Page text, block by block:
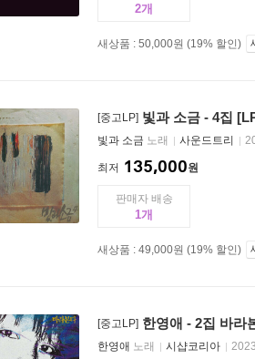
2
새상품 : 50,000원 (19% 할인)
[중고LP] 빛과 소금 - 4집
빛과 소금 노래 사운드트리
최저 135,000원
판매자 배송
1
새상품 : 49,000원 (19% 할인)
[중고LP] 한영애 - 2집 바라
한영애 노래 시샵코리아